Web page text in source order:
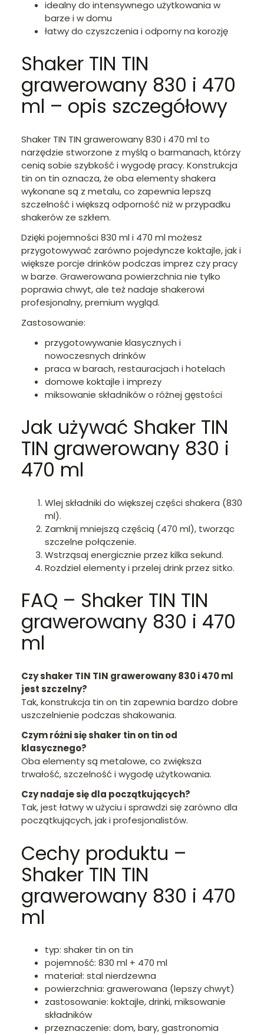
idealny do intensywnego użytkowania w
barze i w domu
łatwy do czyszczenia i odporny na korozję
Shaker TIN TIN
grawerowany 830 i 470
ml – opis szczegółowy
Shaker TIN TIN grawerowany 830 i 470 ml to
narzędzie stworzone z myślą o barmanach, którzy
cenią sobie szybkość i wygodę pracy. Konstrukcja
tin on tin oznacza, że oba elementy shakera
wykonane są z metalu, co zapewnia lepszą
szczelność i większą odporność niż w przypadku
shakerów ze szkłem.
Dzięki pojemności 830 ml i 470 ml możesz
przygotowywać zarówno pojedyncze koktajle, jak i
większe porcje drinków podczas imprez czy pracy
w barze. Grawerowana powierzchnia nie tylko
poprawia chwyt, ale też nadaje shakerowi
profesjonalny, premium wygląd.
Zastosowanie:
przygotowywanie klasycznych i
nowoczesnych drinków
praca w barach, restauracjach i hotelach
domowe koktajle i imprezy
miksowanie składników o różnej gęstości
Jak używać Shaker TIN
TIN grawerowany 830 i
470 ml
Wlej składniki do większej części shakera (830
ml).
Zamknij mniejszą częścią (470 ml), tworząc
szczelne połączenie.
Wstrząsaj energicznie przez kilka sekund.
Rozdziel elementy i przelej drink przez sitko.
FAQ – Shaker TIN TIN
grawerowany 830 i 470
ml
Czy shaker TIN TIN grawerowany 830 i 470 ml
jest szczelny?
Tak, konstrukcja tin on tin zapewnia bardzo dobre
uszczelnienie podczas shakowania.
Czym różni się shaker tin on tin od
klasycznego?
Oba elementy są metalowe, co zwiększa
trwałość, szczelność i wygodę użytkowania.
Czy nadaje się dla początkujących?
Tak, jest łatwy w użyciu i sprawdzi się zarówno dla
początkujących, jak i profesjonalistów.
Cechy produktu –
Shaker TIN TIN
grawerowany 830 i 470
ml
typ: shaker tin on tin
pojemność: 830 ml + 470 ml
materiał: stal nierdzewna
powierzchnia: grawerowana (lepszy chwyt)
zastosowanie: koktajle, drinki, miksowanie
składników
przeznaczenie: dom, bary, gastronomia